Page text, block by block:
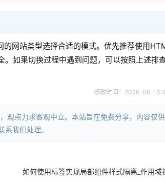
网站类型选择合适的模式。优先推荐使用
如果切换过程中遇到问题，可以按照上述排
修改时间：2026-06-16
观点力求客观中立。本站旨在免费分享，内容仅
我们处理。
如何使用标签实现局部组件样式隔离_作用域